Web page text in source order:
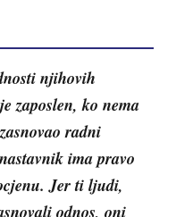
njihovih
zaposlen, ko nema
radni
ima pravo
Jer ti ljudi,
odnos, oni